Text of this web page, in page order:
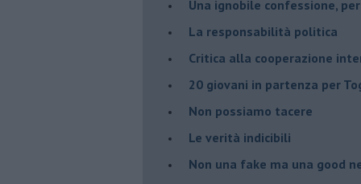
​Una ignobile confessione,
La responsabilità politica
Critica alla cooperazione
20 giovani in partenza per
​Non possiamo tacere
​Le verità indicibili
Non una fake ma una good